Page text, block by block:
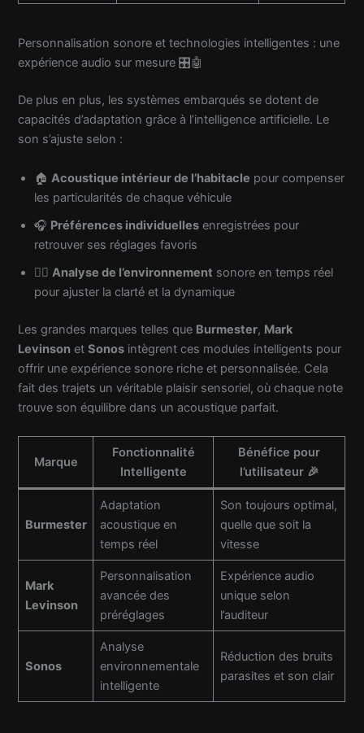
Personnalisation sonore et technologies intelligentes : une
expérience audio sur mesure 🎛️🤖
De plus en plus, les systèmes embarqués se dotent de
capacités d’adaptation grâce à l’intelligence artificielle. Le
son s’ajuste selon :
🏠Acoustique intérieur de l’habitacle pour compenser
les particularités de chaque véhicule
🎧 Préférences individuelles enregistrées pour
retrouver ses réglages favoris
🕵️‍♂️Analyse de l’environnement sonore en temps réel
pour ajuster la clarté et la dynamique
Les grandes marques telles que Burmester, Mark
Levinson etSonos intègrent ces modules intelligents pour
offrir une expérience sonore riche et personnalisée. Cela
fait des trajets un véritable plaisir sensoriel, où chaque note
trouve son équilibre dans un acoustique parfait.
Marque
Fonctionnalité
Intelligente
Bénéfice pour
l’utilisateur 🎉
Burmester
Adaptation
acoustique en
temps réel
Son toujours optimal,
quelle que soit la
vitesse
Mark
Levinson
Personnalisation
avancée des
préréglages
Expérience audio
unique selon
l’auditeur
Sonos
Analyse
environnementale
intelligente
Réduction des bruits
parasites et son clair